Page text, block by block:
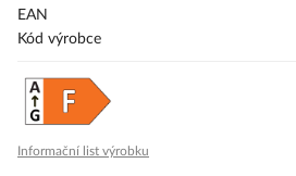
EAN
Kód výrobce
Informační list výrobku